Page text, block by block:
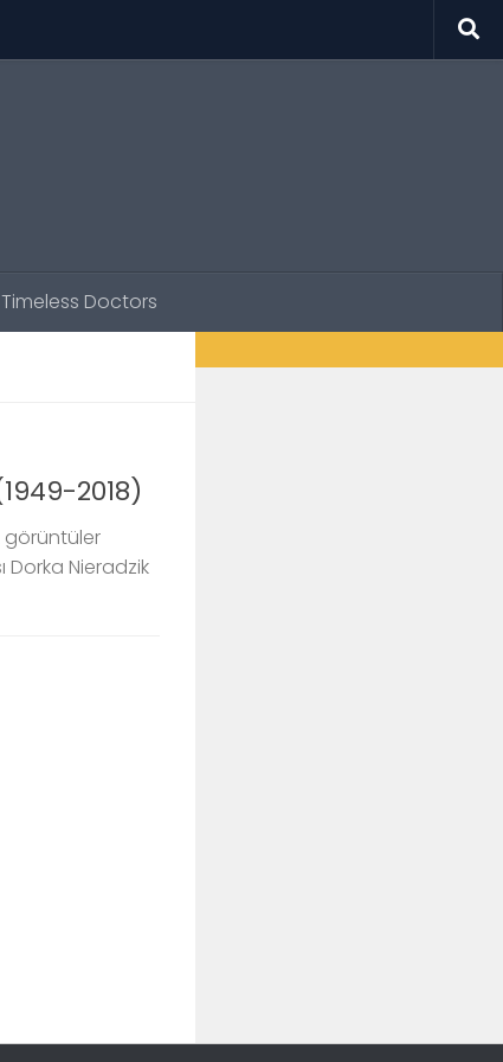
Doctors
2018)
görüntüler
Dorka Nieradzik